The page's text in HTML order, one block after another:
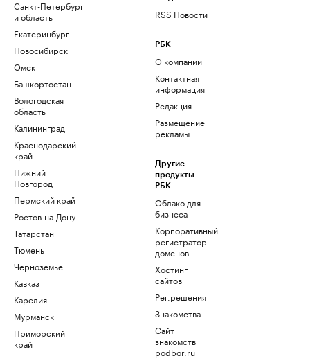
Санкт-Петербург
и область
Екатеринбург
Новосибирск
Омск
Башкортостан
Вологодская
область
Калининград
Краснодарский
край
Нижний
Новгород
Пермский край
Ростов-на-Дону
Татарстан
Тюмень
Черноземье
Кавказ
Карелия
Мурманск
Приморский
край
RSS Новости
РБК
О компании
Контактная
информация
Редакция
Размещение
рекламы
Другие
продукты
РБК
Облако для
бизнеса
Корпоративный
регистратор
доменов
Хостинг
сайтов
Рег.решения
Знакомства
Сайт
знакомств
podbor.ru